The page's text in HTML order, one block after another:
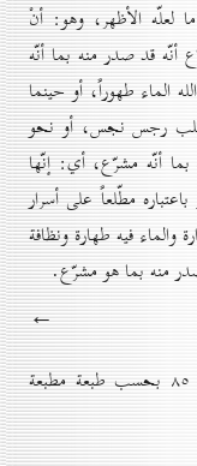
لعلّه الأظهر، وهو: أنْ
قد صدر منه بما أنّه
الماء طهوراً، أو حينما
رجس نجس، أو نحو
أنّه مشرّع، أي: إنّها
مطّلعاً على أسرار
والماء فيه طهارة ونظافة
منه بما هو مشرّع.
←
(۱) راجع مصباح الاصول: ج ۳ ص ۸٤ ـ ۸٥ بحسب طبعة مطبعة